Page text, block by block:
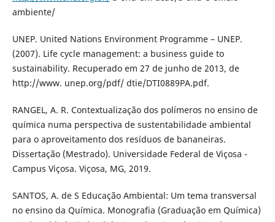
ambiente/
UNEP. United Nations Environment Programme – UNEP.
(2007). Life cycle management: a business guide to
sustainability. Recuperado em 27 de junho de 2013, de
http://www. unep.org/pdf/ dtie/DTI0889PA.pdf.
RANGEL, A. R. Contextualização dos polímeros no ensino de
química numa perspectiva de sustentabilidade ambiental
para o aproveitamento dos resíduos de bananeiras.
Dissertação (Mestrado). Universidade Federal de Viçosa -
Campus Viçosa. Viçosa, MG, 2019.
SANTOS, A. de S Educação Ambiental: Um tema transversal
no ensino da Química. Monografia (Graduação em Química)